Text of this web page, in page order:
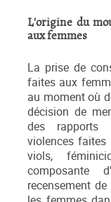
L'origine du
aux femmes
La prise de
faites aux
au moment où
décision de
des rapports
violences faites
viols,
composante
recensement